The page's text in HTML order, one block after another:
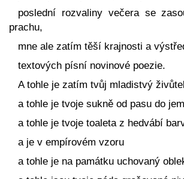
poslední rozvaliny večera se
prachu,
mne ale zatím těší krajnosti a
textových písní novinové poezie.
A tohle je zatím tvůj mladistvý
a tohle je tvoje sukně od pasu do
a tohle je tvoje toaleta z hedvábí
a je v empírovém vzoru
a tohle je na památku uchovaný